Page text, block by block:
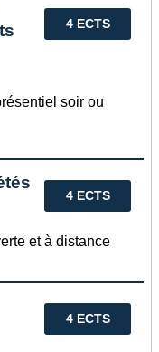
4 ECTS
soir ou
4 ECTS
et à distance
4 ECTS